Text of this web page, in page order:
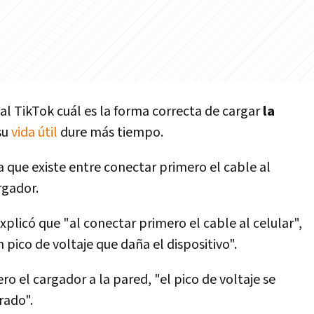
TikTok cuál es la forma correcta de cargarla
vida útil dure más tiempo.
que existe entre conectar primero el cable al
que "al conectar primero el cable al celular",
de voltaje que daña el dispositivo".
el cargador a la pared, "el pico de voltaje se